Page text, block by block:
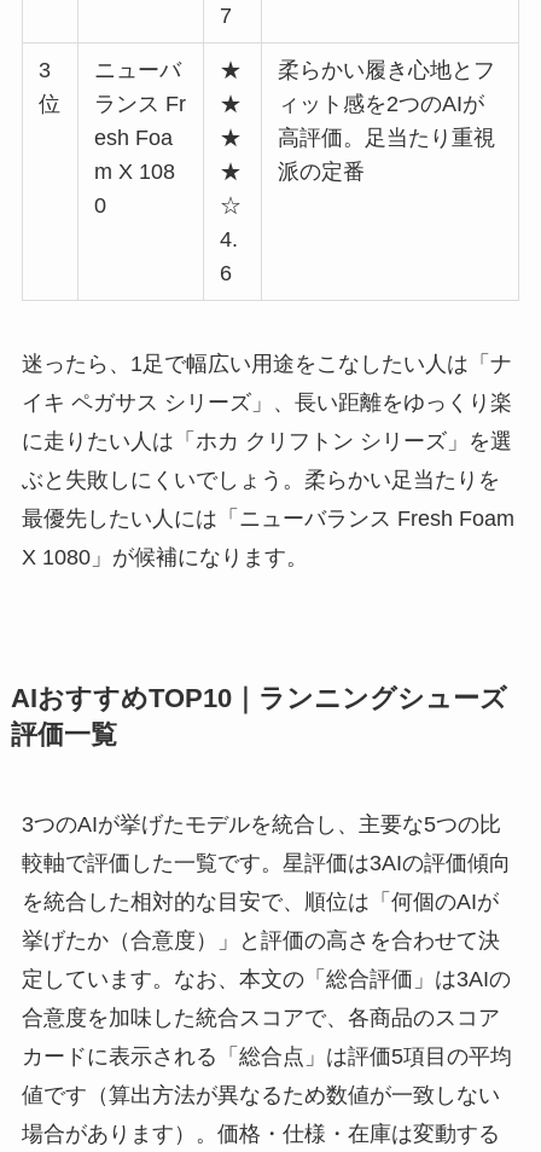
7
3
位
ニューバ
ランス Fr
esh Foa
m X 108
0
★
★
★
★
☆
4.
6
柔らかい履き心地とフ
ィット感を2つのAIが
高評価。足当たり重視
派の定番
迷ったら、1足で幅広い用途をこなしたい人は「ナ
イキ ペガサス シリーズ」、長い距離をゆっくり楽
に走りたい人は「ホカ クリフトン シリーズ」を選
ぶと失敗しにくいでしょう。柔らかい足当たりを
最優先したい人には「ニューバランス Fresh Foam
X 1080」が候補になります。
AIおすすめTOP10｜ランニングシューズ
評価一覧
3つのAIが挙げたモデルを統合し、主要な5つの比
較軸で評価した一覧です。星評価は3AIの評価傾向
を統合した相対的な目安で、順位は「何個のAIが
挙げたか（合意度）」と評価の高さを合わせて決
定しています。なお、本文の「総合評価」は3AIの
合意度を加味した統合スコアで、各商品のスコア
カードに表示される「総合点」は評価5項目の平均
値です（算出方法が異なるため数値が一致しない
場合があります）。価格・仕様・在庫は変動する